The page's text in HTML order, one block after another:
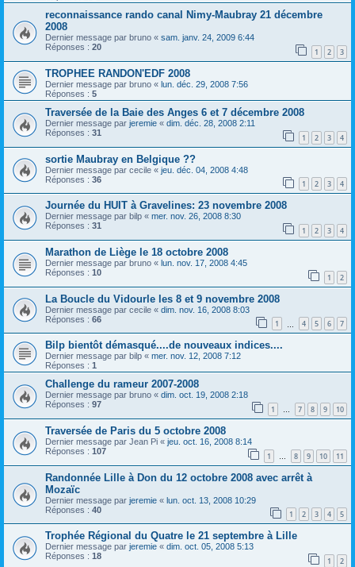
reconnaissance rando canal Nimy-Maubray 21 décembre
2008
Dernier message par bruno « sam. janv. 24, 2009 6:44
Réponses : 20 1 2 3
TROPHEE RANDON'EDF 2008
Dernier message par bruno « lun. déc. 29, 2008 7:56
Réponses : 5
Traversée de la Baie des Anges 6 et 7 décembre 2008
Dernier message par jeremie « dim. déc. 28, 2008 2:11
Réponses : 31 1 2 3 4
sortie Maubray en Belgique ??
Dernier message par cecile « jeu. déc. 04, 2008 4:48
Réponses : 36 1 2 3 4
Journée du HUIT à Gravelines: 23 novembre 2008
Dernier message par bilp « mer. nov. 26, 2008 8:30
Réponses : 31 1 2 3 4
Marathon de Liège le 18 octobre 2008
Dernier message par bruno « lun. nov. 17, 2008 4:45
Réponses : 10 1 2
La Boucle du Vidourle les 8 et 9 novembre 2008
Dernier message par cecile « dim. nov. 16, 2008 8:03
Réponses : 66 1 4 5 6 7
Bilp bientôt démasqué....de nouveaux indices....
Dernier message par bilp « mer. nov. 12, 2008 7:12
Réponses : 1
Challenge du rameur 2007-2008
Dernier message par bruno « dim. oct. 19, 2008 2:18
Réponses : 97 1 … 7 8 9 10
Traversée de Paris du 5 octobre 2008
Dernier message par Jean Pi « jeu. oct. 16, 2008 8:14
Réponses : 107 1 … 8 9 10 11
Randonnée Lille à Don du 12 octobre 2008 avec arrêt à
Mozaïc
Dernier message par jeremie « lun. oct. 13, 2008 10:29
Réponses : 40 1 2 3 4 5
Trophée Régional du Quatre le 21 septembre à Lille
Dernier message par jeremie « dim. oct. 05, 2008 5:13
Réponses : 18 1 2